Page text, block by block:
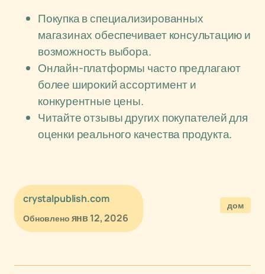
Покупка в специализированных
магазинах обеспечивает консультацию и
возможность выбора.
Онлайн-платформы часто предлагают
более широкий ассортимент и
конкурентные цены.
Читайте отзывы других покупателей для
оценки реального качества продукта.
crystalpublish.com
Обновлено янв 12, 2026
дом